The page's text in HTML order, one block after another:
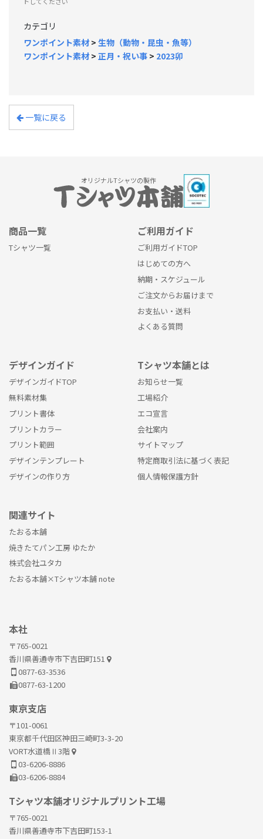
カテゴリ
ワンポイント素材> 生物（動物・昆虫・魚等）
ワンポイント素材> 正月・祝い事 > 2023卯
一覧に戻る
オリジナルTシャツの製作
商品一覧
Tシャツ一覧
ご利用ガイド
ご利用ガイドTOP
はじめての方へ
納期・スケジュール
ご注文からお届けまで
お支払い・送料
よくある質問
デザインガイド
デザインガイドTOP
無料素材集
プリント書体
プリントカラー
プリント範囲
デザインテンプレート
デザインの作り方
Tシャツ本舗とは
お知らせ一覧
工場紹介
エコ宣言
会社案内
サイトマップ
特定商取引法に基づく表記
個人情報保護方針
関連サイト
たおる本舗
焼きたてパン工房 ゆたか
株式会社ユタカ
たおる本舗×Tシャツ本舗 note
本社
〒765-0021
香川県善通寺市下吉田町151
0877-63-3536
0877-63-1200
東京支店
〒101-0061
東京都千代田区神田三崎町3-3-20
VORT水道橋Ⅱ3階
03-6206-8886
03-6206-8884
Tシャツ本舗オリジナルプリント工場
〒765-0021
香川県善通寺市下吉田町153-1